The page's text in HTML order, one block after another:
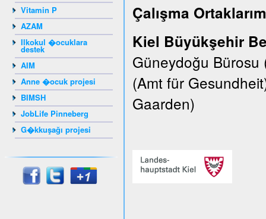
Vitamin P
AZAM
Ilkokul �ocuklara
destek
AIM
Anne �ocuk projesi
BIMSH
JobLife Pinneberg
G�kkuşağı projesi
Çalışma
Kiel Büyükşehir
Güneydoğu Bürosu
(Amt für
Gaarden)